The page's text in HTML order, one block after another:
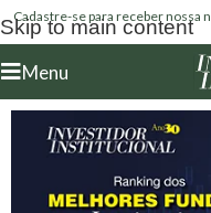
Skip to main content
Cadastre-se para receber nossa
Menu